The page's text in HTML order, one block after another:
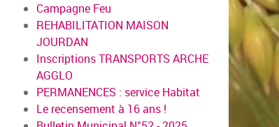
Campagne Feu
REHABILITATION MAISON
JOURDAN
Inscriptions TRANSPORTS ARCHE
AGGLO
PERMANENCES : service Habitat
Le recensement à 16 ans !